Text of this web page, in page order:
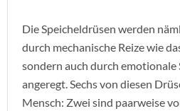
Die Speicheldrüsen werden
durch mechanische Reize wie
sondern auch durch emotionale
angeregt. Sechs von diesen
Mensch: Zwei sind paarweise